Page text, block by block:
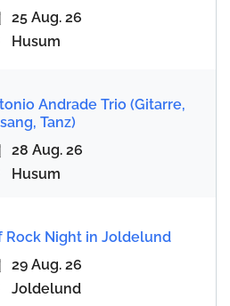
25 Aug. 26
Husum
Andrade Trio (Gitarre,
Tanz)
28 Aug. 26
Husum
Rock Night in Joldelund
29 Aug. 26
Joldelund